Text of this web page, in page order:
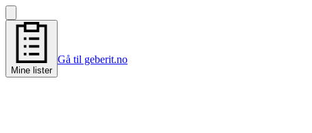
Mine lister
Gå til geberit.no